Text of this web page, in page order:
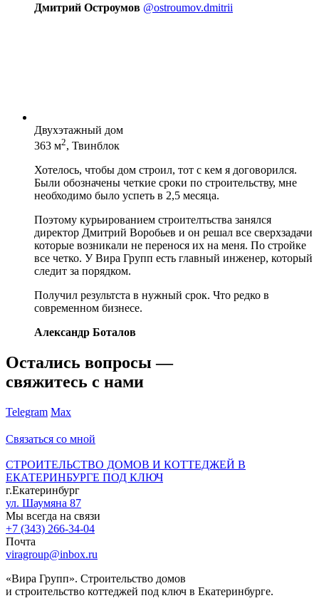
Дмитрий Остроумов @ostroumov.dmitrii
Двухэтажный дом
363 м2, Твинблок
Хотелось, чтобы дом строил, тот с кем я договорился.
Были обозначены четкие сроки по строительству, мне
необходимо было успеть в 2,5 месяца.
Поэтому курьированием строителтьства занялся
директор Дмитрий Воробьев и он решал все сверхзадачи
которые возникали не перенося их на меня. По стройке
все четко. У Вира Групп есть главный инженер, который
следит за порядком.
Получил результста в нужный срок. Что редко в
современном бизнесе.
Александр Боталов
Остались вопросы —
свяжитесь с нами
Telegram Max
Связаться со мной
СТРОИТЕЛЬСТВО ДОМОВ И КОТТЕДЖЕЙ В
ЕКАТЕРИНБУРГЕ ПОД КЛЮЧ
г.Екатеринбург
ул. Шаумяна 87
Мы всегда на связи
+7 (343) 266-34-04
Почта
viragroup@inbox.ru
«Вира Групп». Строительство домов
и строительство коттеджей под ключ в Екатеринбурге.